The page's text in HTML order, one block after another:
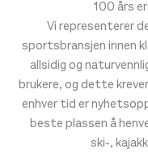
100 års
Vi representerer
sportsbransjen innen
allsidig og
brukere, og dette
enhver tid er
beste plassen å
ski-,